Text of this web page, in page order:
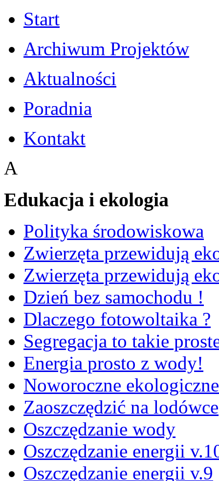
Start
Archiwum Projektów
Aktualności
Poradnia
Kontakt
A
Edukacja i ekologia
Polityka środowiskowa
Zwierzęta przewidują
Zwierzęta przewidują
Dzień bez samochodu !
Dlaczego fotowoltaika ?
Segregacja to takie
Energia prosto z wody!
Noworoczne
Zaoszczędzić na lodówce
Oszczędzanie wody
Oszczędzanie energii
Oszczędzanie energii v.9